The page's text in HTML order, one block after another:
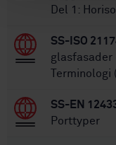
Del 1:
SS-ISO
glasfasader
Terminologi
SS-EN
Porttyper